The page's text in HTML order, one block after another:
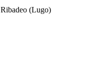
(Lugo)